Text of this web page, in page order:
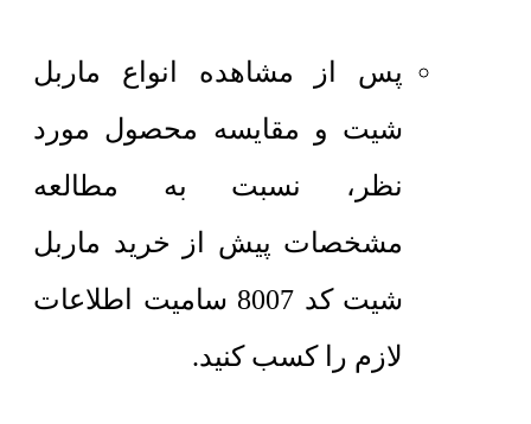
پس از مشاهده انواع ماربل
شیت و مقایسه محصول مورد
نظر، نسبت به مطالعه
مشخصات پیش از خرید ماربل
شیت کد 8007 سامیت اطلاعات
لازم را کسب کنید.